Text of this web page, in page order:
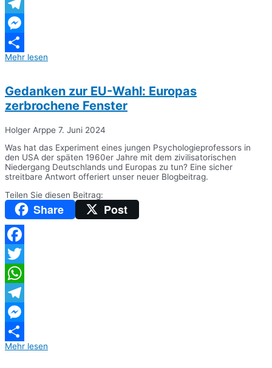
WhatsApp
Telegram
Messenger
Teilen
Mehr lesen
Gedanken zur EU-Wahl: Europas
zerbrochene Fenster
Holger Arppe 7. Juni 2024
Was hat das Experiment eines jungen Psychologieprofessors in
den USA der späten 1960er Jahre mit dem zivilisatorischen
Niedergang Deutschlands und Europas zu tun? Eine sicher
streitbare Antwort offeriert unser neuer Blogbeitrag.
Teilen Sie diesen Beitrag:
Share Post
Facebook
Twitter
WhatsApp
Telegram
Messenger
Teilen
Mehr lesen